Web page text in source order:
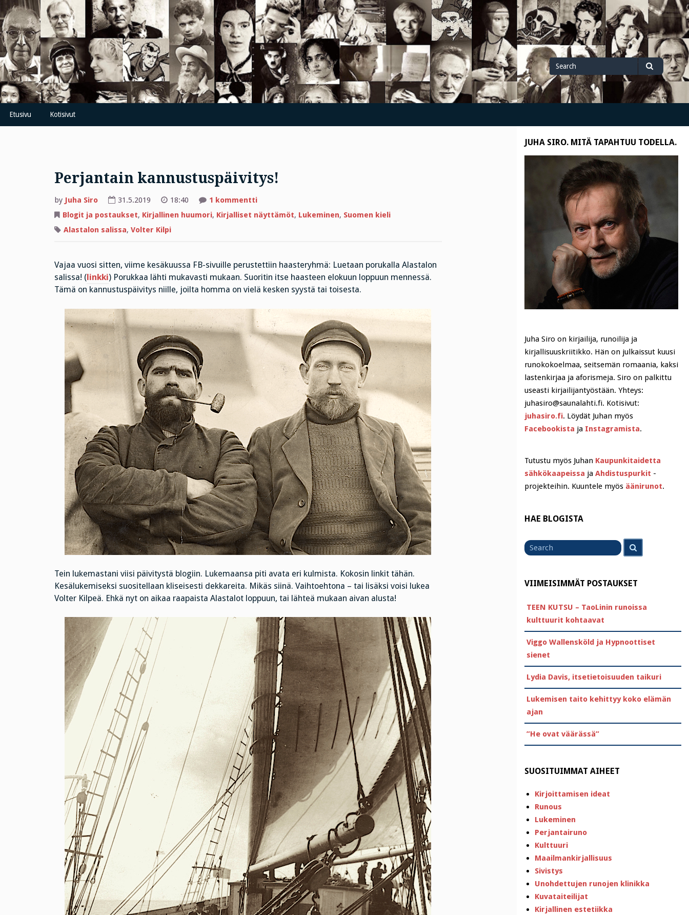
Skip
to
content
Search
for
Search
Etusivu Kotisivut
Perjantain kannustuspäivitys!
by Juha Siro 31.5.2019 18:40 1 kommenttiartikkeliin
kannustuspäivitys!
Blogit ja postaukset, Kirjallinen huumori, Kirjalliset näyttämöt, Lukeminen, Suomen kieli
Alastalon salissa, Volter Kilpi
Vajaa vuosi sitten, viime kesäkuussa FB-sivuille perustettiin haasteryhmä: Luetaan porukalla Alastalon
salissa! (linkki) Porukkaa lähti mukavasti mukaan. Suoritin itse haasteen elokuun loppuun mennessä.
Tämä on kannustuspäivitys niille, joilta homma on vielä kesken syystä tai toisesta.
Tein lukemastani viisi päivitystä blogiin. Lukemaansa piti avata eri kulmista. Kokosin linkit tähän.
Kesälukemiseksi suositellaan kliseisesti dekkareita. Mikäs siinä. Vaihtoehtona – tai lisäksi voisi lukea
Volter Kilpeä. Ehkä nyt on aikaa raapaista Alastalot loppuun, tai lähteä mukaan aivan alusta!
JUHA SIRO. MITÄ TAPAHTUU TODELLA.
Juha Siro on kirjailija, runoilija ja
kirjallisuuskriitikko. Hän on julkaissut kuusi
runokokoelmaa, seitsemän romaania, kaksi
lastenkirjaa ja aforismeja. Siro on palkittu
useasti kirjailijantyöstään. Yhteys:
juhasiro@saunalahti.fi. Kotisivut:
juhasiro.fi. Löydät Juhan myös
Facebookista ja Instagramista.
Tutustu myös Juhan Kaupunkitaidetta
sähkökaapeissa ja Ahdistuspurkit -
projekteihin. Kuuntele myös äänirunot.
HAE BLOGISTA
for
VIIMEISIMMÄT POSTAUKSET
TEEN KUTSU – TaoLinin runoissa
kulttuurit kohtaavat
Viggo Wallensköld ja Hypnoottiset
sienet
Lydia Davis, itsetietoisuuden taikuri
Lukemisen taito kehittyy koko elämän
ajan
”He ovat väärässä”
SUOSITUIMMAT AIHEET
Kirjoittamisen ideat
Runous
Lukeminen
Perjantairuno
Kulttuuri
Maailmankirjallisuus
Sivistys
Unohdettujen runojen klinikka
Kuvataiteilijat
Kirjallinen estetiikka